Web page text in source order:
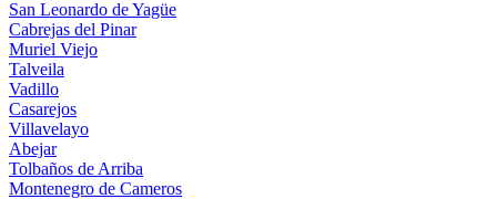
San Leonardo de Yagüe
Cabrejas del Pinar
Muriel Viejo
Talveila
Vadillo
Casarejos
Villavelayo
Abejar
Tolbaños de Arriba
Montenegro de Cameros